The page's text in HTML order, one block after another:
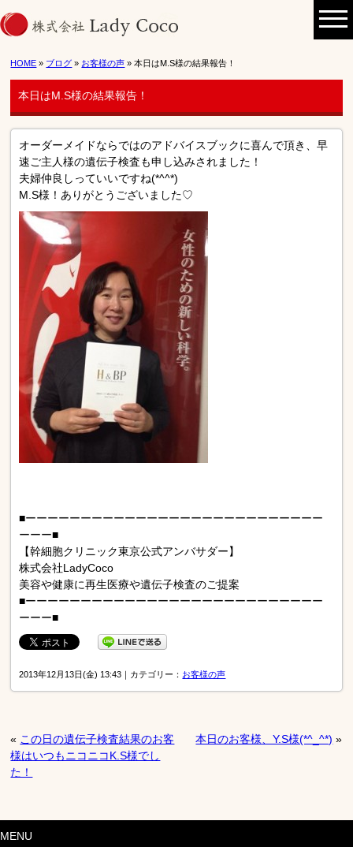
HOME » ブログ » お客様の声 » 本日はM.S様の結果報告！
本日はM.S様の結果報告！
オーダーメイドならではのアドバイスブックに喜んで頂き、早
速ご主人様の遺伝子検査も申し込みされました！
夫婦仲良しっていいですね(*^^*)
M.S様！ありがとうございました♡
■ーーーーーーーーーーーーーーーーーーーーーーーーーーー
ーーー■
【幹細胞クリニック東京公式アンバサダー】
株式会社LadyCoco
美容や健康に再生医療や遺伝子検査のご提案
■ーーーーーーーーーーーーーーーーーーーーーーーーーーー
ーーー■
2013年12月13日(金) 13:43｜カテゴリー： お客様の声
« この日の遺伝子検査結果のお客
様はいつもニコニコK.S様でし
た！
本日のお客様、Y.S様(*^_^*) »
MENU